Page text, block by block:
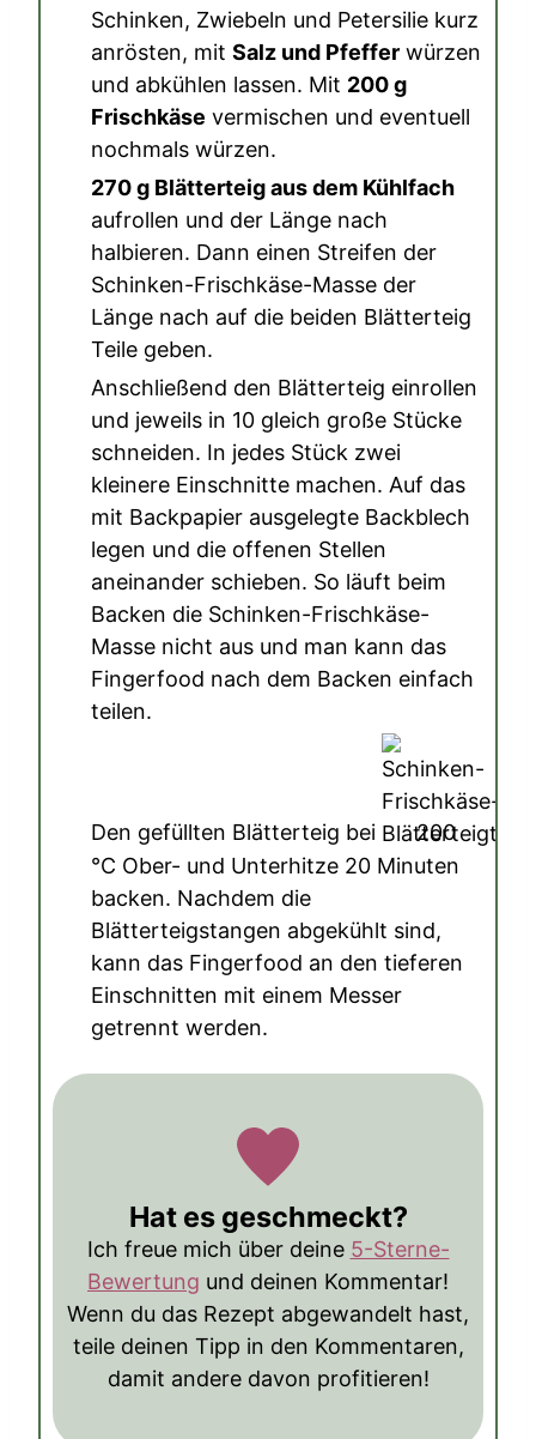
Schinken, Zwiebeln und Petersilie kurz
anrösten, mit Salz und Pfeffer würzen
und abkühlen lassen. Mit 200 g
Frischkäse vermischen und eventuell
nochmals würzen.
270 g Blätterteig aus dem Kühlfach
aufrollen und der Länge nach
halbieren. Dann einen Streifen der
Schinken-Frischkäse-Masse der
Länge nach auf die beiden Blätterteig
Teile geben.
Anschließend den Blätterteig einrollen
und jeweils in 10 gleich große Stücke
schneiden. In jedes Stück zwei
kleinere Einschnitte machen. Auf das
mit Backpapier ausgelegte Backblech
legen und die offenen Stellen
aneinander schieben. So läuft beim
Backen die Schinken-Frischkäse-
Masse nicht aus und man kann das
Fingerfood nach dem Backen einfach
teilen.
Den gefüllten Blätterteig bei
200
°C Ober- und Unterhitze 20 Minuten
backen. Nachdem die
Blätterteigstangen abgekühlt sind,
kann das Fingerfood an den tieferen
Einschnitten mit einem Messer
getrennt werden.
Hat es geschmeckt?
Ich freue mich über deine 5-Sterne-
Bewertung und deinen Kommentar!
Wenn du das Rezept abgewandelt hast,
teile deinen Tipp in den Kommentaren,
damit andere davon profitieren!